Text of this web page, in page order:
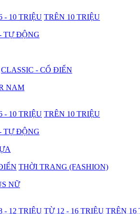
- 10 TRIỆU TRÊN 10 TRIỆU
TỰ ĐỘNG
CLASSIC - CỔ ĐIỂN
NAM
- 10 TRIỆU TRÊN 10 TRIỆU
TỰ ĐỘNG
THỜI TRANG (FASHION)
NỮ
- 12 TRIỆU TỪ 12 - 16 TRIỆU TRÊN 16